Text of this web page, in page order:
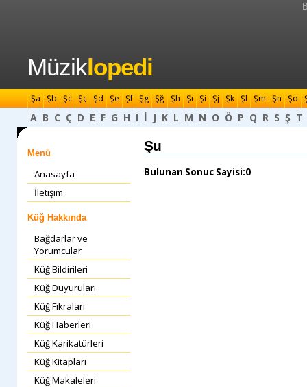
Müziklopedi
Şa Şb Şc Şç Şd Şe Şf Şg Şğ Şh Şı Şi Şj Şk Şl Şm Şn Şo
A B C Ç D E F G H I İ J K L M N O Ö P Q R S Ş T
Menü
Anasayfa
İletişim
Küğ Hakkında
Bağdarlar ve
Yorumcular
Küğ Bildirileri
Küğ Duyuruları
Küğ Fıkraları
Küğ Haberleri
Küğ Karikatürleri
Küğ Kitapları
Küğ Makaleleri
Şu
Bulunan Sonuc Sayisi:0